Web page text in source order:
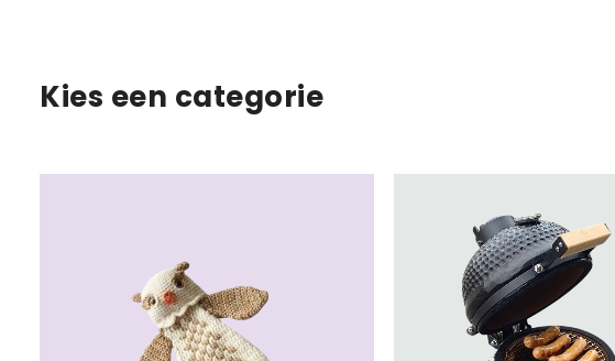
Kies een categorie